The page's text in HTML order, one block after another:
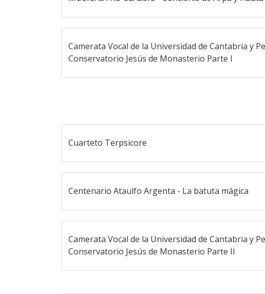
Camerata Vocal de la Universidad de Cantabria y
Conservatorio Jesús de Monasterio Parte I
Cuarteto Terpsicore
Centenario Ataulfo Argenta - La batuta mágica
Camerata Vocal de la Universidad de Cantabria y
Conservatorio Jesús de Monasterio Parte II